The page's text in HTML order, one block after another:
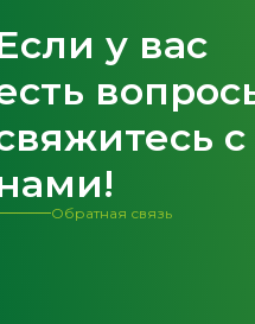
у вас
с
Обратная связь